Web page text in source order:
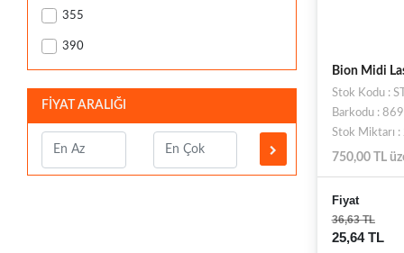
355
390
FİYAT ARALIĞI
Bion Midi
Stok Kodu :
Barkodu :
Stok Miktarı :
750,00 TL
Fiyat
36,63 TL
25,64 TL